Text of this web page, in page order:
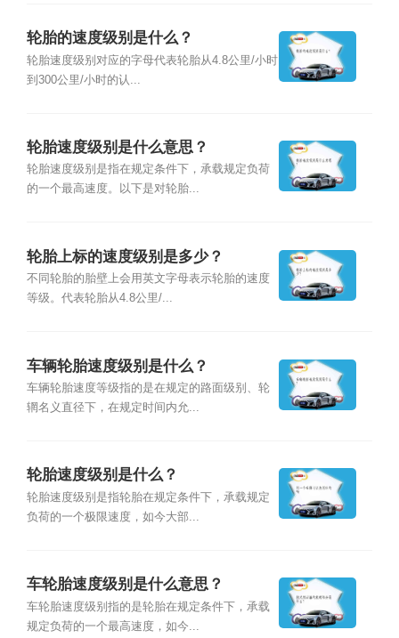
轮胎的速度级别是什么？
轮胎速度级别对应的字母代表轮胎从4.8公里/小时
到300公里/小时的认...
轮胎速度级别是什么意思？
轮胎速度级别是指在规定条件下，承载规定负荷
的一个最高速度。以下是对轮胎...
轮胎上标的速度级别是多少？
不同轮胎的胎壁上会用英文字母表示轮胎的速度
等级。代表轮胎从4.8公里/...
车辆轮胎速度级别是什么？
车辆轮胎速度等级指的是在规定的路面级别、轮
辋名义直径下，在规定时间内允...
轮胎速度级别是什么？
轮胎速度级别是指轮胎在规定条件下，承载规定
负荷的一个极限速度，如今大部...
车轮胎速度级别是什么意思？
车轮胎速度级别指的是轮胎在规定条件下，承载
规定负荷的一个最高速度，如今...